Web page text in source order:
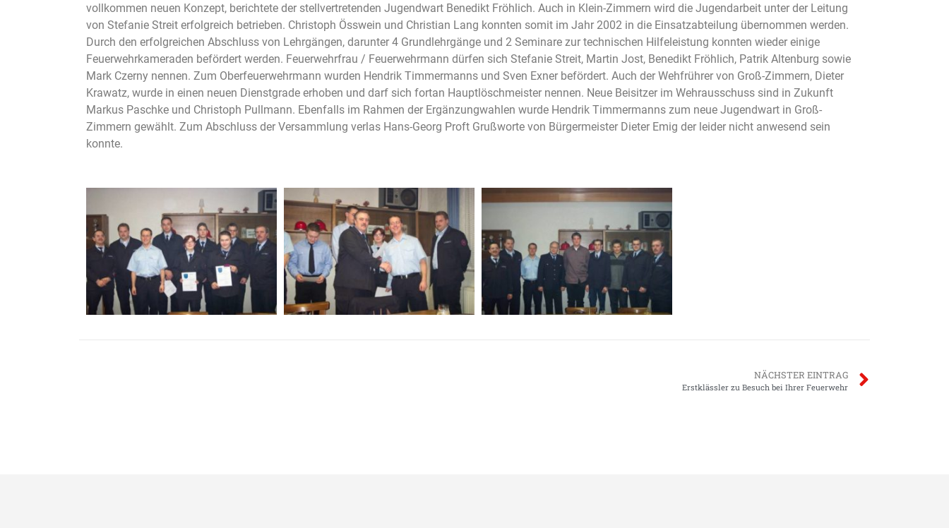
vollkommen neuen Konzept, berichtete der stellvertretenden Jugendwart Benedikt Fröhlich. Auch in Klein-Zimmern wird die Jugendarbeit unter der Leitung
von Stefanie Streit erfolgreich betrieben. Christoph Össwein und Christian Lang konnten somit im Jahr 2002 in die Einsatzabteilung übernommen werden.
Durch den erfolgreichen Abschluss von Lehrgängen, darunter 4 Grundlehrgänge und 2 Seminare zur technischen Hilfeleistung konnten wieder einige
Feuerwehrkameraden befördert werden. Feuerwehrfrau / Feuerwehrmann dürfen sich Stefanie Streit, Martin Jost, Benedikt Fröhlich, Patrik Altenburg sowie
Mark Czerny nennen. Zum Oberfeuerwehrmann wurden Hendrik Timmermanns und Sven Exner befördert. Auch der Wehfrührer von Groß-Zimmern, Dieter
Krawatz, wurde in einen neuen Dienstgrade erhoben und darf sich fortan Hauptlöschmeister nennen. Neue Beisitzer im Wehrausschuss sind in Zukunft
Markus Paschke und Christoph Pullmann. Ebenfalls im Rahmen der Ergänzungwahlen wurde Hendrik Timmermanns zum neue Jugendwart in Groß-
Zimmern gewählt. Zum Abschluss der Versammlung verlas Hans-Georg Proft Grußworte von Bürgermeister Dieter Emig der leider nicht anwesend sein
konnte.
NÄCHSTER EINTRAG
Erstklässler zu Besuch bei Ihrer Feuerwehr